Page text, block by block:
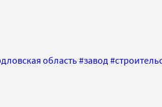
область#завод #